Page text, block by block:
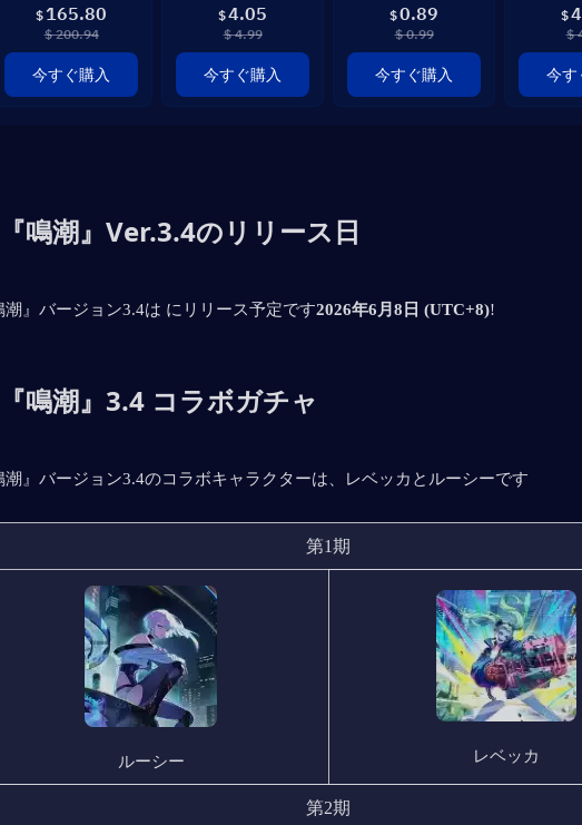
$ 165.80
$ 200.94
今すぐ購入
$4.05
$ 4.99
今すぐ購入
$0.89
$ 0.99
今すぐ購入
$
$
今す
『鳴潮』Ver.3.4のリリース日
潮』バージョン3.4は にリリース予定です2026年6月8日 (UTC+8)!
『鳴潮』3.4 コラボガチャ
潮』バージョン3.4のコラボキャラクターは、レベッカとルーシーです
第1期
ルーシー レベッカ
第2期